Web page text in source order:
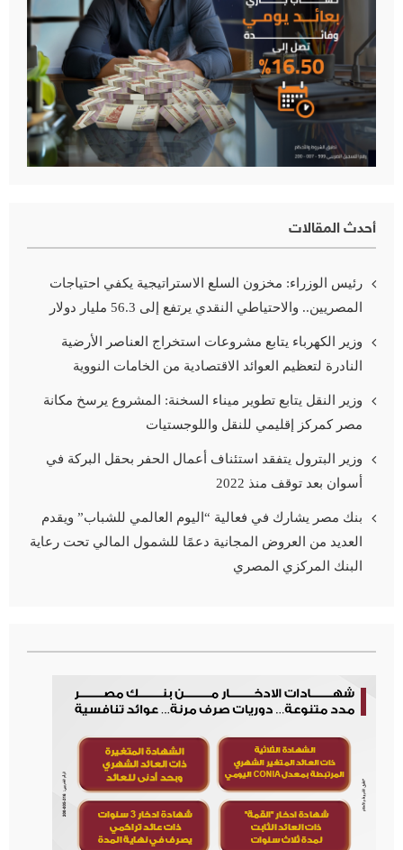
أحدث المقالات
رئيس الوزراء: مخزون السلع الاستراتيجية يكفي احتياجات
المصريين.. والاحتياطي النقدي يرتفع إلى 56.3 مليار دولار
وزير الكهرباء يتابع مشروعات استخراج العناصر الأرضية
النادرة لتعظيم العوائد الاقتصادية من الخامات النووية
وزير النقل يتابع تطوير ميناء السخنة: المشروع يرسخ مكانة
مصر كمركز إقليمي للنقل واللوجستيات
وزير البترول يتفقد استئناف أعمال الحفر بحقل البركة في
أسوان بعد توقف منذ 2022
بنك مصر يشارك في فعالية “اليوم العالمي للشباب” ويقدم
العديد من العروض المجانية دعمًا للشمول المالي تحت رعاية
البنك المركزي المصري